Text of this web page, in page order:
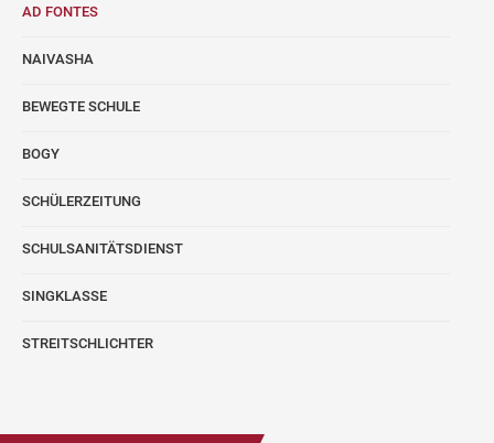
AD FONTES
NAIVASHA
BEWEGTE SCHULE
BOGY
SCHÜLERZEITUNG
SCHULSANITÄTSDIENST
SINGKLASSE
STREITSCHLICHTER